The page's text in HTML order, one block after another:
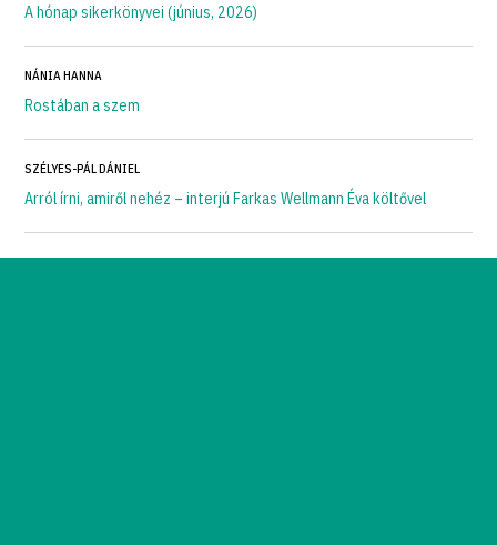
A hónap sikerkönyvei (június, 2026)
NÁNIA HANNA
Rostában a szem
SZÉLYES-PÁL DÁNIEL
Arról írni, amiről nehéz – interjú Farkas Wellmann Éva költővel